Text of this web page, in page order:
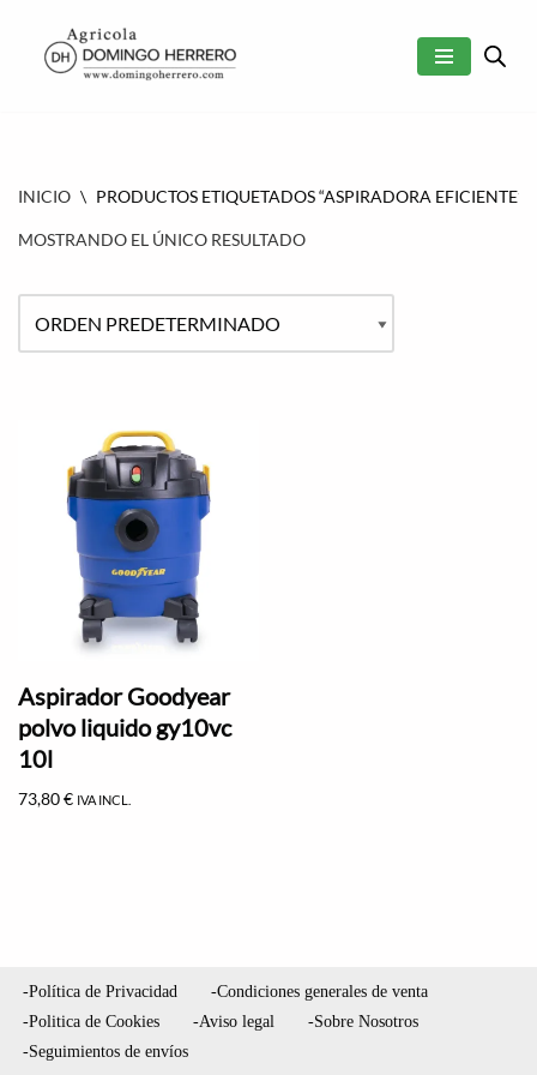
SALTAR
INICIO \ PRODUCTOS ETIQUETADOS “ASPIRADORA EFICIENTE”
MOSTRANDO EL ÚNICO RESULTADO
Aspirador Goodyear
polvo liquido gy10vc
10l
73,80€ IVA INCL.
-Política de Privacidad
-Condiciones generales de venta
-Politica de Cookies
-Aviso legal
-Sobre Nosotros
-Seguimientos de envíos